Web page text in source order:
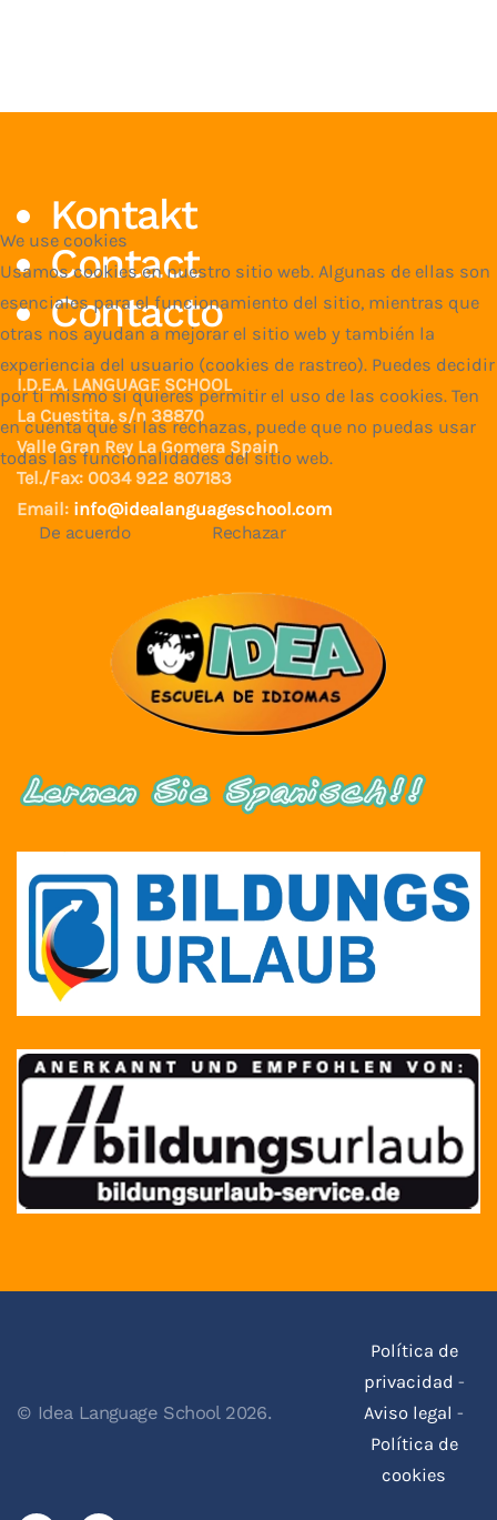
Kontakt
Contact
Contacto
I.D.E.A. LANGUAGE SCHOOL
La Cuestita, s/n 38870
Valle Gran Rey La Gomera Spain
Tel./Fax: 0034 922 807183
Email: info@idealanguageschool.com
© Idea Language School 2026.
Política de
privacidad -
Aviso legal-
Política de
cookies
We use cookies
Usamos cookies en nuestro sitio web. Algunas de ellas son
esenciales para el funcionamiento del sitio, mientras que
otras nos ayudan a mejorar el sitio web y también la
experiencia del usuario (cookies de rastreo). Puedes decidir
por ti mismo si quieres permitir el uso de las cookies. Ten
en cuenta que si las rechazas, puede que no puedas usar
todas las funcionalidades del sitio web.
De acuerdo Rechazar